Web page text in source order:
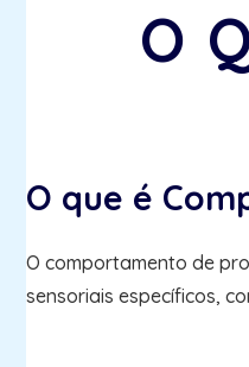
O
O que é
O comportamento de
sensoriais específicos,